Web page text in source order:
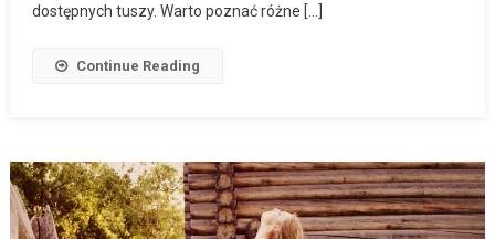
dostępnych tuszy. Warto poznać różne […]
Continue Reading